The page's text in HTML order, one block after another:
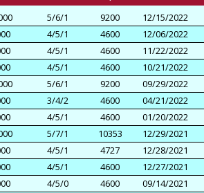
5/6/1 9200
12/15/2022
4/5/1 4600
12/06/2022
4/5/1 4600
11/22/2022
4/5/1 4600
10/21/2022
5/6/1 9200
09/29/2022
3/4/2 4600
04/21/2022
4/5/1 4600
01/20/2022
5/7/1 10353
12/29/2021
4/5/1 4727
12/28/2021
4/5/1 4600
12/27/2021
4/5/0 4600
09/14/2021